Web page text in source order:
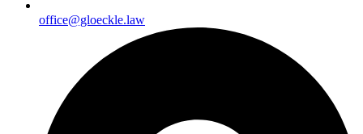
office@gloeckle.law